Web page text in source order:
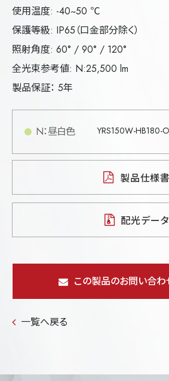
使用温度: -40~50 ℃
保護等級: IP65（口金部分除く）
照射角度: 60° / 90° / 120°
全光束参考値: N:25,500 lm
製品保証： 5年
N：昼白色 YRS150W-HB180-
製品仕様書
配光データ
この製品のお問い合わ
一覧へ戻る